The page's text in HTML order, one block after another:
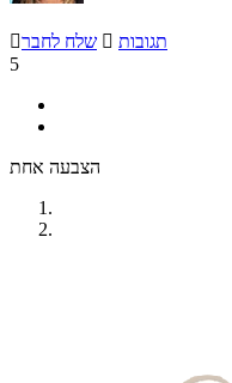
שלח לחבר  תגובות
5
הצבעה אחת